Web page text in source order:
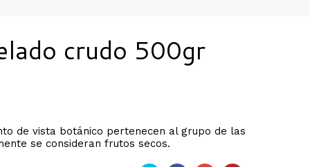
crudo 500gr
de vista botánico pertenecen al grupo de las
se consideran frutos secos.